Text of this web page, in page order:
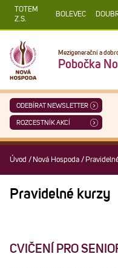
TOTEM
Z.S.
BOLEVEC
Mezigenerační a
Pobočka
ODEBÍRAT NEWSLETTER
ROZCESTNÍK AKCÍ
Úvod / Nová Hospoda /
Pravidelné kurzy
CVIČENÍ PRO